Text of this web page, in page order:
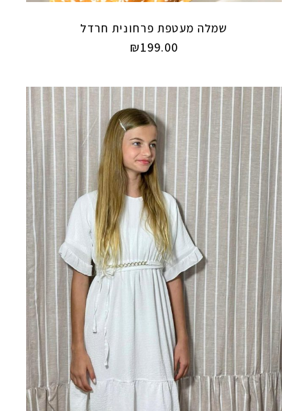
שמלה מעטפת פרחונית חרדל
₪199.00